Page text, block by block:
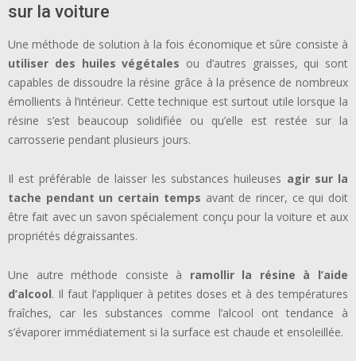
sur la voiture
Une méthode de solution à la fois économique et sûre consiste à
utiliser des huiles végétales ou d’autres graisses, qui sont
capables de dissoudre la résine grâce à la présence de nombreux
émollients à l’intérieur. Cette technique est surtout utile lorsque la
résine s’est beaucoup solidifiée ou qu’elle est restée sur la
carrosserie pendant plusieurs jours.
Il est préférable de laisser les substances huileuses agir sur la
tache pendant un certain temps avant de rincer, ce qui doit
être fait avec un savon spécialement conçu pour la voiture et aux
propriétés dégraissantes.
Une autre méthode consiste à ramollir la résine à l’aide
d’alcool. Il faut l’appliquer à petites doses et à des températures
fraîches, car les substances comme l’alcool ont tendance à
s’évaporer immédiatement si la surface est chaude et ensoleillée.